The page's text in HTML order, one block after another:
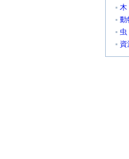
木
動
虫
資